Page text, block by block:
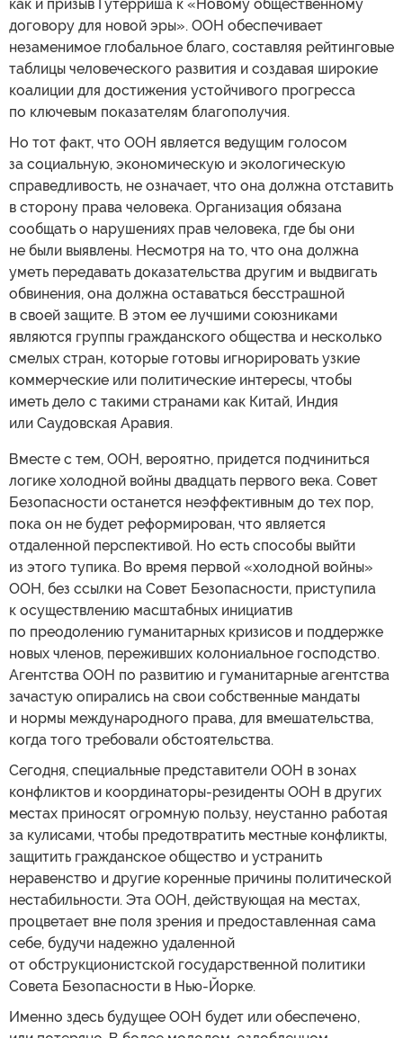
как и призыв Гутерриша к «Новому общественному
договору для новой эры». ООН обеспечивает
незаменимое глобальное благо, составляя рейтинговые
таблицы человеческого развития и создавая широкие
коалиции для достижения устойчивого прогресса
по ключевым показателям благополучия.
Но тот факт, что ООН является ведущим голосом
за социальную, экономическую и экологическую
справедливость, не означает, что она должна отставить
в сторону права человека. Организация обязана
сообщать о нарушениях прав человека, где бы они
не были выявлены. Несмотря на то, что она должна
уметь передавать доказательства другим и выдвигать
обвинения, она должна оставаться бесстрашной
в своей защите. В этом ее лучшими союзниками
являются группы гражданского общества и несколько
смелых стран, которые готовы игнорировать узкие
коммерческие или политические интересы, чтобы
иметь дело с такими странами как Китай, Индия
или Саудовская Аравия.
Вместе с тем, ООН, вероятно, придется подчиниться
логике холодной войны двадцать первого века. Совет
Безопасности останется неэффективным до тех пор,
пока он не будет реформирован, что является
отдаленной перспективой. Но есть способы выйти
из этого тупика. Во время первой «холодной войны»
ООН, без ссылки на Совет Безопасности, приступила
к осуществлению масштабных инициатив
по преодолению гуманитарных кризисов и поддержке
новых членов, переживших колониальное господство.
Агентства ООН по развитию и гуманитарные агентства
зачастую опирались на свои собственные мандаты
и нормы международного права, для вмешательства,
когда того требовали обстоятельства.
Сегодня, специальные представители ООН в зонах
конфликтов и координаторы-резиденты ООН в других
местах приносят огромную пользу, неустанно работая
за кулисами, чтобы предотвратить местные конфликты,
защитить гражданское общество и устранить
неравенство и другие коренные причины политической
нестабильности. Эта ООН, действующая на местах,
процветает вне поля зрения и предоставленная сама
себе, будучи надежно удаленной
от обструкционистской государственной политики
Совета Безопасности в Нью-Йорке.
Именно здесь будущее ООН будет или обеспечено,